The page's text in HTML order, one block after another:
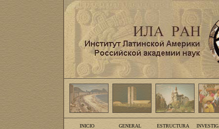
INICIO GENERAL ESTRUCTURA